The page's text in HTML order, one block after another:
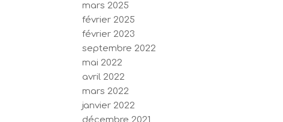
mars 2025
février 2025
février 2023
septembre 2022
mai 2022
avril 2022
mars 2022
janvier 2022
décembre 2021